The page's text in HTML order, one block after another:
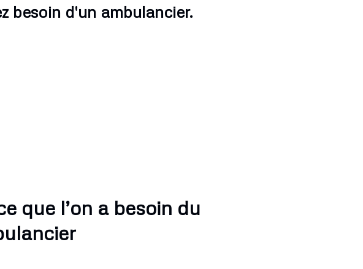
besoin d'un ambulancier.
que l’on a besoin du